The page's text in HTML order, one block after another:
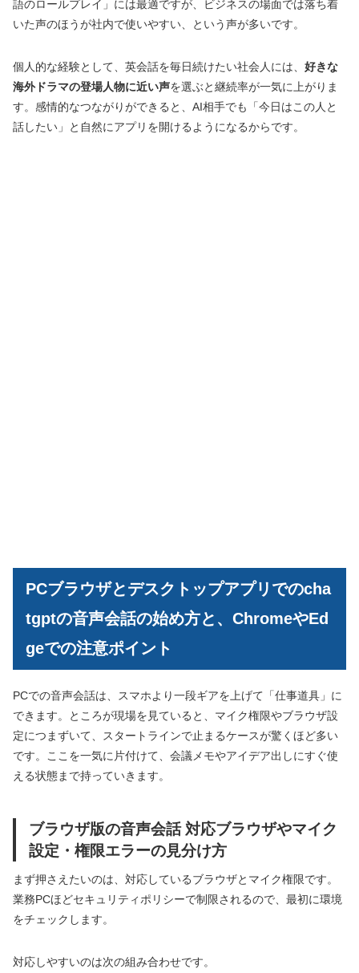
語のロールプレイ」には最適ですが、ビジネスの場面では落ち着
いた声のほうが社内で使いやすい、という声が多いです。
個人的な経験として、英会話を毎日続けたい社会人には、 好きな
海外ドラマの登場人物に近い声を選ぶと継続率が一気に上がりま
す。感情的なつながりができると、AI相手でも「今日はこの人と
話したい」と自然にアプリを開けるようになるからです。
PCブラウザとデスクトップアプリでのcha
tgptの音声会話の始め方と、ChromeやEd
geでの注意ポイント
PCでの音声会話は、スマホより一段ギアを上げて「仕事道具」に
できます。ところが現場を見ていると、マイク権限やブラウザ設
定につまずいて、スタートラインで止まるケースが驚くほど多い
です。ここを一気に片付けて、会議メモやアイデア出しにすぐ使
える状態まで持っていきます。
ブラウザ版の音声会話 対応ブラウザやマイク
設定・権限エラーの見分け方
まず押さえたいのは、対応しているブラウザとマイク権限です。
業務PCほどセキュリティポリシーで制限されるので、最初に環境
をチェックします。
対応しやすいのは次の組み合わせです。